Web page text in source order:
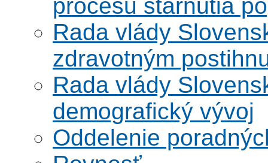
procesu starnutia
Rada vlády
zdravotným
Rada vlády
demografický vývoj
Oddelenie